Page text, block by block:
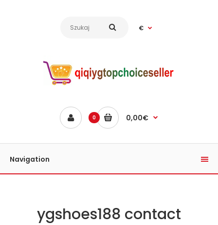
€
0 0,00€
Navigation
ygshoes188 contact